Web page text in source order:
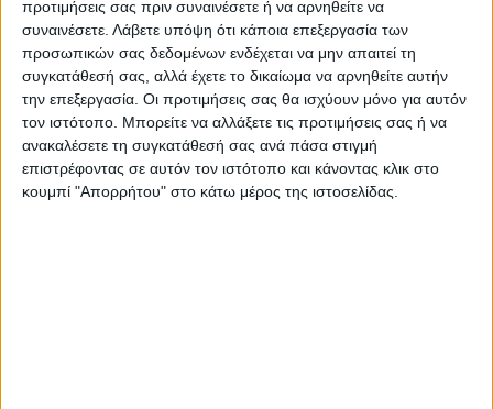
προτιμήσεις σας πριν συναινέσετε ή να αρνηθείτε να
συναινέσετε. Λάβετε υπόψη ότι κάποια επεξεργασία των
προσωπικών σας δεδομένων ενδέχεται να μην απαιτεί τη
συγκατάθεσή σας, αλλά έχετε το δικαίωμα να αρνηθείτε αυτήν
την επεξεργασία. Οι προτιμήσεις σας θα ισχύουν μόνο για αυτόν
τον ιστότοπο. Μπορείτε να αλλάξετε τις προτιμήσεις σας ή να
ανακαλέσετε τη συγκατάθεσή σας ανά πάσα στιγμή
επιστρέφοντας σε αυτόν τον ιστότοπο και κάνοντας κλικ στο
κουμπί "Απορρήτου" στο κάτω μέρος της ιστοσελίδας.
και οι αγροτικές εκμεταλλεύσεις, σε
συνέχεια ολοκλήρωσης των αιτήσεων του
δεύτερου κύκλου.
Συνολικά, λοιπόν, μέχρι σήμερα, στο
πλαίσιο του πρώτου και του δεύτερου
κύκλου της πρώτης αρωγής, έχουν
καταβληθεί 171.234.381 ευρώ προς 48.326